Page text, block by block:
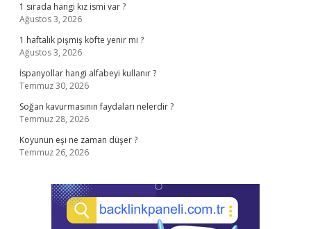
1 sırada hangi kız ismi var ?
Ağustos 3, 2026
1 haftalık pişmiş köfte yenir mi ?
Ağustos 3, 2026
İspanyollar hangi alfabeyi kullanır ?
Temmuz 30, 2026
Soğan kavurmasının faydaları nelerdir ?
Temmuz 28, 2026
Koyunun eşi ne zaman düşer ?
Temmuz 26, 2026